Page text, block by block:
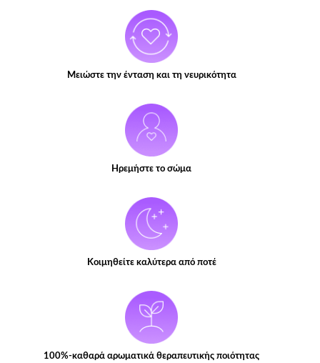
Μειώστε την ένταση και τη νευρικότητα
Ηρεμήστε το σώμα
Κοιμηθείτε καλύτερα από ποτέ
100%-καθαρά αρωματικά θεραπευτικής ποιότητας